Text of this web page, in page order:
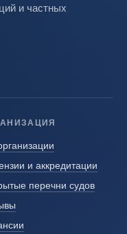
и частных
и аккредитации
перечни судов